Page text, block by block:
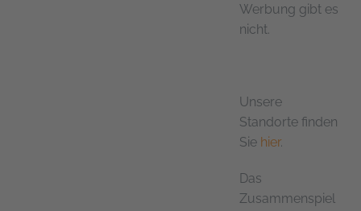
Werbung gibt es
nicht.
Unsere
Standorte finden
Sie hier.
Das
Zusammenspiel